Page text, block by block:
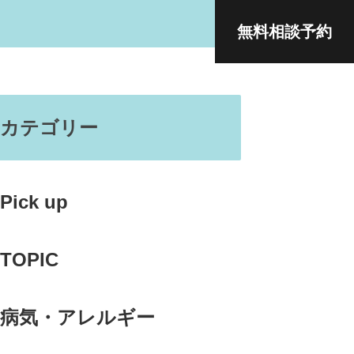
無料相談予約
カテゴリー
Pick up
TOPIC
病気・アレルギー